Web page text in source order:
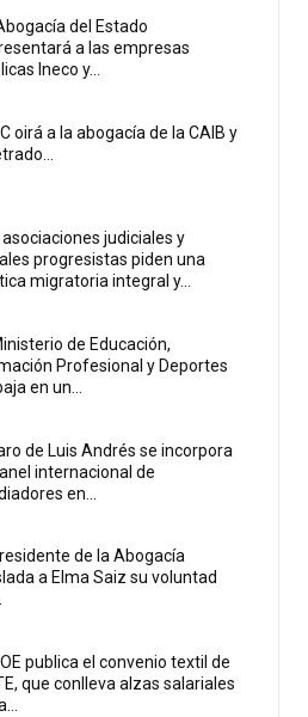
del Estado
a las empresas
Ineco y...
oirá a la abogacía de la CAIB y
asociaciones judiciales y
progresistas piden una
migratoria integral y...
de Educación,
Profesional y Deportes
en un...
de Luis Andrés se incorpora
internacional de
en...
de la Abogacía
a Elma Saiz su voluntad
publica el convenio textil de
que conlleva alzas salariales